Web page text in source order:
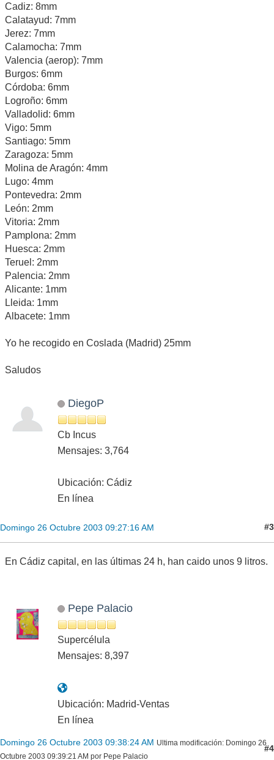
Cadiz: 8mm
Calatayud: 7mm
Jerez: 7mm
Calamocha: 7mm
Valencia (aerop): 7mm
Burgos: 6mm
Córdoba: 6mm
Logroño: 6mm
Valladolid: 6mm
Vigo: 5mm
Santiago: 5mm
Zaragoza: 5mm
Molina de Aragón: 4mm
Lugo: 4mm
Pontevedra: 2mm
León: 2mm
Vitoria: 2mm
Pamplona: 2mm
Huesca: 2mm
Teruel: 2mm
Palencia: 2mm
Alicante: 1mm
Lleida: 1mm
Albacete: 1mm
Yo he recogido en Coslada (Madrid) 25mm
Saludos
DiegoP
Cb Incus
Mensajes: 3,764
Ubicación: Cádiz
En línea
Domingo 26 Octubre 2003 09:27:16 AM #3
En Cádiz capital, en las últimas 24 h, han caido unos 9 litros.
Pepe Palacio
Supercélula
Mensajes: 8,397
Ubicación: Madrid-Ventas
En línea
Domingo 26 Octubre 2003 09:38:24 AM Ultima modificación: Domingo 26
Octubre 2003 09:39:21 AM por Pepe Palacio
#4